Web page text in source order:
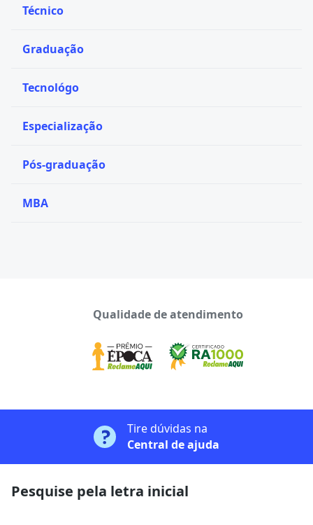
Técnico
Graduação
Tecnológo
Especialização
Pós-graduação
MBA
Qualidade de atendimento
Tire dúvidas na
Central de ajuda
Pesquise pela letra inicial